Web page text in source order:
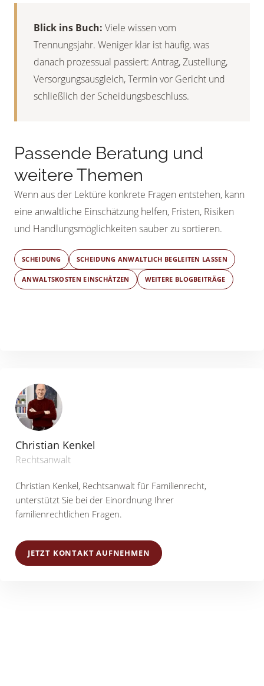
Blick ins Buch: Viele wissen vom
Trennungsjahr. Weniger klar ist häufig, was
danach prozessual passiert: Antrag, Zustellung,
Versorgungsausgleich, Termin vor Gericht und
schließlich der Scheidungsbeschluss.
Passende Beratung und
weitere Themen
Wenn aus der Lektüre konkrete Fragen entstehen, kann
eine anwaltliche Einschätzung helfen, Fristen, Risiken
und Handlungsmöglichkeiten sauber zu sortieren.
SCHEIDUNG SCHEIDUNG ANWALTLICH BEGLEITEN LASSEN
ANWALTSKOSTEN EINSCHÄTZEN WEITERE BLOGBEITRÄGE
Christian Kenkel
Rechtsanwalt
Christian Kenkel, Rechtsanwalt für Familienrecht,
unterstützt Sie bei der Einordnung Ihrer
familienrechtlichen Fragen.
JETZT KONTAKT AUFNEHMEN